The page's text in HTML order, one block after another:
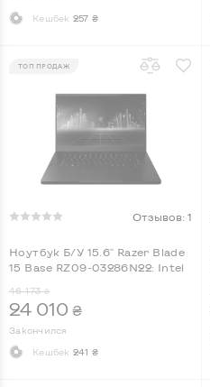
Кешбек 257 ₴
ТОП ПРОДАЖ
Отзывов: 1
Ноутбук Б/У 15.6" Razer Blade
15 Base RZ09-03286N22: Intel
GeForce RTX 2060, IPS, Full HD,
Key Light
46 173 ₴
24 010 ₴
Закончился
Кешбек 241 ₴